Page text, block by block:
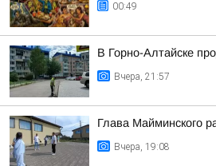
00:49
В Горно-Алтайске
Вчера, 21:57
Глава Майминского
Вчера, 19:08